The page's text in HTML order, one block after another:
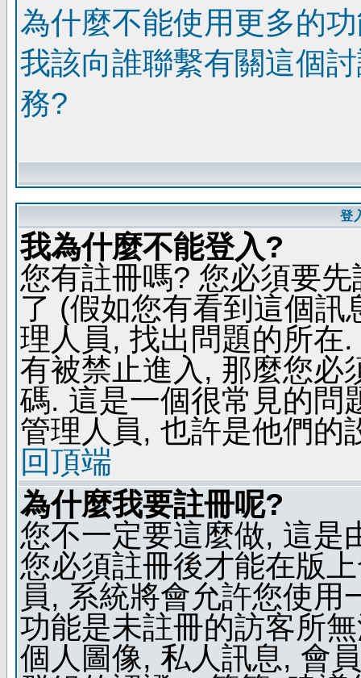
為什麼不能使用更多的
我該向誰聯繫有關這個
務?
登
我為什麼不能登入?
您有註冊嗎? 您必須要
了 (假如您有看到這個
理人員, 找出問題的所在
有被禁止進入, 那麼您必
碼. 這是一個很常見的問
管理人員, 也許是他們的
回頂端
為什麼我要註冊呢?
您不一定要這麼做, 這是
您必須註冊後才能在版
員, 系統將會允許您使
功能是未註冊的訪客所
個人圖像, 私人訊息, 會